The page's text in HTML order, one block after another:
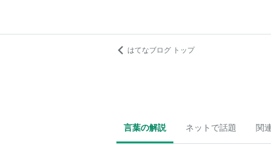
はてなブログ トップ
言葉の解説 ネットで話題 関